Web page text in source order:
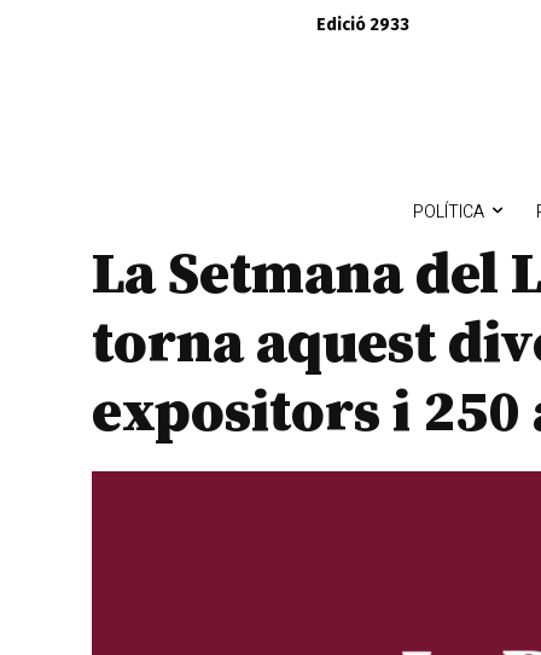
Edició 2933
POLÍTICA
La Setmana del
torna aquest
expositors i